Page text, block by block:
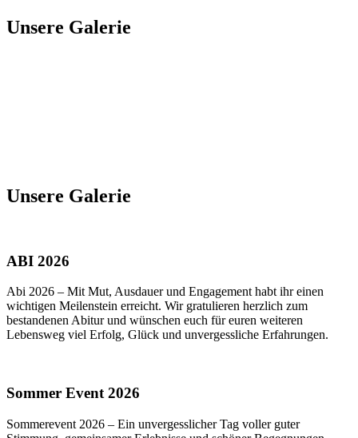
Unsere Galerie
Unsere Galerie
ABI 2026
Abi 2026 – Mit Mut, Ausdauer und Engagement habt ihr einen
wichtigen Meilenstein erreicht. Wir gratulieren herzlich zum
bestandenen Abitur und wünschen euch für euren weiteren
Lebensweg viel Erfolg, Glück und unvergessliche Erfahrungen.
Sommer Event 2026
Sommerevent 2026 – Ein unvergesslicher Tag voller guter